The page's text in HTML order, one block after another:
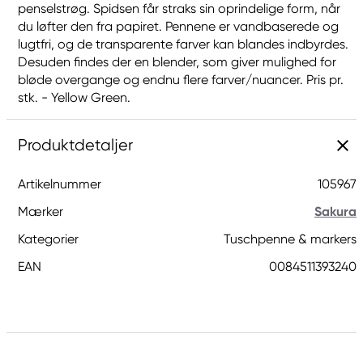
penselstrøg. Spidsen får straks sin oprindelige form, når
du løfter den fra papiret. Pennene er vandbaserede og
lugtfri, og de transparente farver kan blandes indbyrdes.
Desuden findes der en blender, som giver mulighed for
bløde overgange og endnu flere farver/nuancer. Pris pr.
stk. - Yellow Green.
Produktdetaljer
Artikelnummer
105967
Mærker
Sakura
Kategorier
Tuschpenne & markers
EAN
0084511393240